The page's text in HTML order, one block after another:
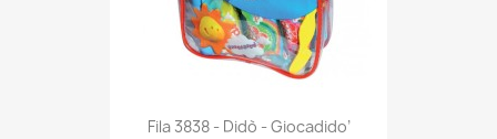
 Anteprima
Fila 3838 - Didò - Giocadido’